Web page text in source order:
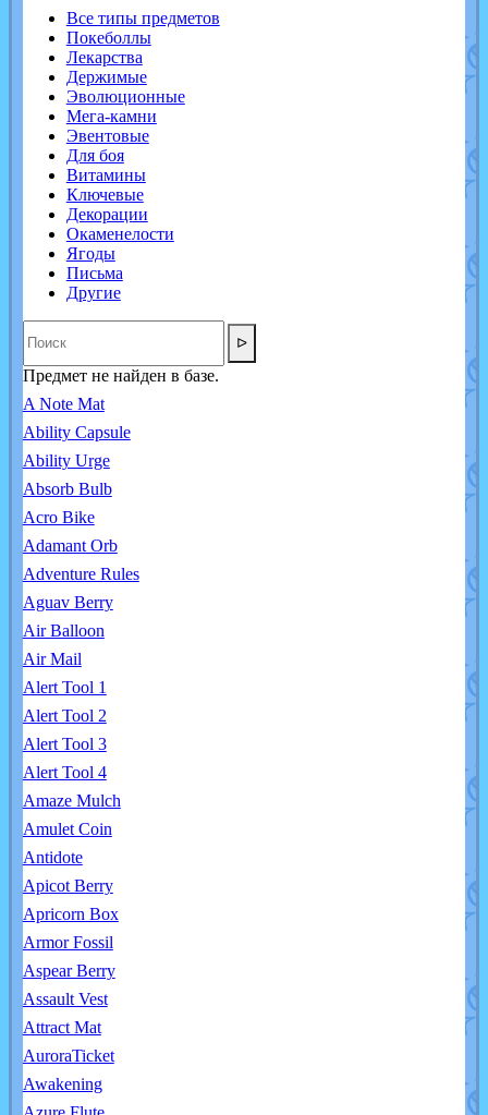
Все типы предметов
Покеболлы
Лекарства
Держимые
Эволюционные
Мега-камни
Эвентовые
Для боя
Витамины
Ключевые
Декорации
Окаменелости
Ягоды
Письма
Другие
ᐅ
Предмет не найден в базе.
A Note Mat
Ability Capsule
Ability Urge
Absorb Bulb
Acro Bike
Adamant Orb
Adventure Rules
Aguav Berry
Air Balloon
Air Mail
Alert Tool 1
Alert Tool 2
Alert Tool 3
Alert Tool 4
Amaze Mulch
Amulet Coin
Antidote
Apicot Berry
Apricorn Box
Armor Fossil
Aspear Berry
Assault Vest
Attract Mat
AuroraTicket
Awakening